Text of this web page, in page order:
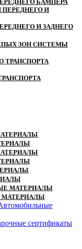
БАМПЕРА
И ЗАДНЕГО
СИСТЕМЫ
МАТЕРИАЛЫ
сертификаты